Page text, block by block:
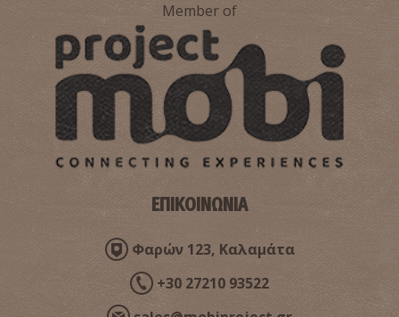
Member of
ΕΠΙΚΟΙΝΩΝΙΑ
Φαρών 123, Καλαμάτα
+30 27210 93522